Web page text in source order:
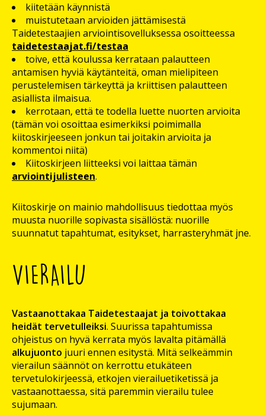
kiitetään käynnistä
muistutetaan arvioiden jättämisestä
Taidetestaajien arviointisovelluksessa osoitteessa
taidetestaajat.fi/testaa
toive, että koulussa kerrataan palautteen
antamisen hyviä käytänteitä, oman mielipiteen
perustelemisen tärkeyttä ja kriittisen palautteen
asiallista ilmaisua.
kerrotaan, että te todella luette nuorten arvioita
(tämän voi osoittaa esimerkiksi poimimalla
kiitoskirjeeseen jonkun tai joitakin arvioita ja
kommentoi niitä)
Kiitoskirjeen liitteeksi voi laittaa tämän
arviointijulisteen.
Kiitoskirje on mainio mahdollisuus tiedottaa myös
muusta nuorille sopivasta sisällöstä: nuorille
suunnatut tapahtumat, esitykset, harrasteryhmät jne.
VIERAILU
Vastaanottakaa Taidetestaajat ja toivottakaa
heidät tervetulleiksi. Suurissa tapahtumissa
ohjeistus on hyvä kerrata myös lavalta pitämällä
alkujuonto juuri ennen esitystä. Mitä selkeämmin
vierailun säännöt on kerrottu etukäteen
tervetulokirjeessä, etkojen vierailuetiketissä ja
vastaanottaessa, sitä paremmin vierailu tulee
sujumaan.